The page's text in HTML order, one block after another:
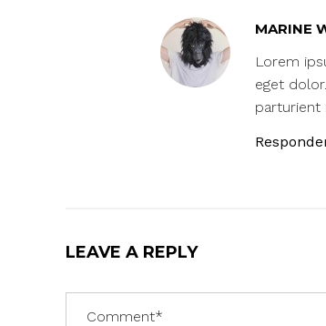
MARINE
Lorem
eget
parturient
LEAVE A REPLY